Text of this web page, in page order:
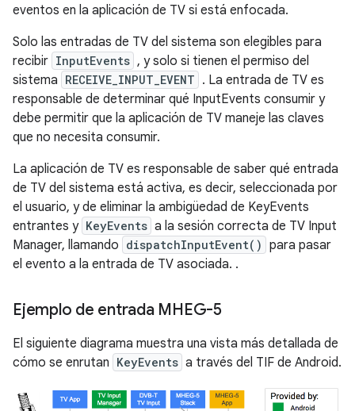
eventos en la aplicación de TV si está enfocada.
Solo las entradas de TV del sistema son elegibles para
recibir InputEvents , y solo si tienen el permiso del
sistema RECEIVE_INPUT_EVENT . La entrada de TV es
responsable de determinar qué InputEvents consumir y
debe permitir que la aplicación de TV maneje las claves
que no necesita consumir.
La aplicación de TV es responsable de saber qué entrada
de TV del sistema está activa, es decir, seleccionada por
el usuario, y de eliminar la ambigüedad de KeyEvents
entrantes y KeyEvents a la sesión correcta de TV Input
Manager, llamando dispatchInputEvent() para pasar
el evento a la entrada de TV asociada. .
Ejemplo de entrada MHEG-5
El siguiente diagrama muestra una vista más detallada de
cómo se enrutan KeyEvents a través del TIF de Android.